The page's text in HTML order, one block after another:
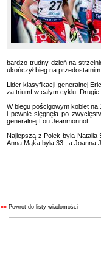
bardzo trudny dzień na
ukończył bieg na
Lider klasyfikacji generalnej
za triumf w całym cyklu.
W biegu pościgowym kobiet na
i pewnie sięgnęła po
generalnej Lou Jeanmonnot.
Najlepszą z Polek była Natalia
Anna Mąka była 33., a Joanna
«« Powrót do listy wiadomości